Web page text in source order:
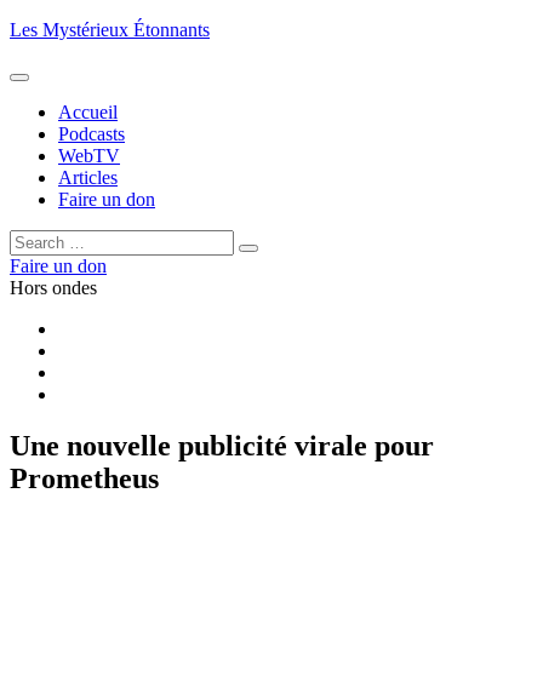
Aller
contenu
Les Mystérieux Étonnants
Accueil
Podcasts
WebTV
Articles
Faire un don
Rechercher :
Rechercher
Faire un don
Hors ondes
Une nouvelle publicité virale pour
Prometheus